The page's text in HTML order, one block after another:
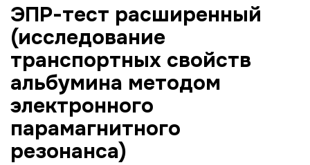
ЭПР-тест расширенный
(исследование
транспортных свойств
альбумина методом
электронного
парамагнитного
резонанса)